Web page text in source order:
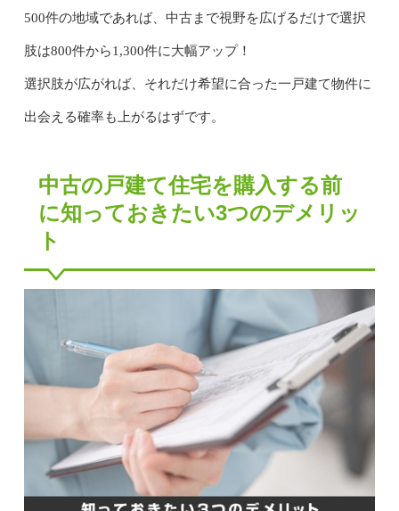
500件の地域であれば、中古まで視野を広げるだけで選択
肢は800件から1,300件に大幅アップ！
選択肢が広がれば、それだけ希望に合った一戸建て物件に
出会える確率も上がるはずです。
中古の戸建て住宅を購入する前
に知っておきたい3つのデメリッ
ト